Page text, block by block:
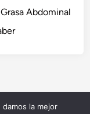
Abdominal
la mejor